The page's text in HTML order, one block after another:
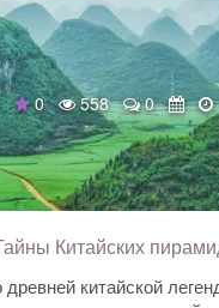
0 558 0
Китайских
древней китайской